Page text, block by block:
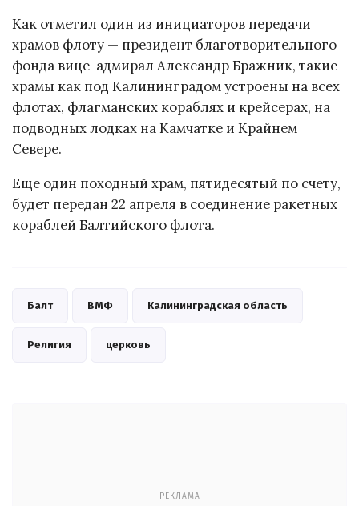
Как отметил один из инициаторов передачи
храмов флоту — президент благотворительного
фонда вице-адмирал Александр Бражник, такие
храмы как под Калининградом устроены на всех
флотах, флагманских кораблях и крейсерах, на
подводных лодках на Камчатке и Крайнем
Севере.
Еще один походный храм, пятидесятый по счету,
будет передан 22 апреля в соединение ракетных
кораблей Балтийского флота.
Балт ВМФ Калининградская область
Религия церковь
РЕКЛАМА